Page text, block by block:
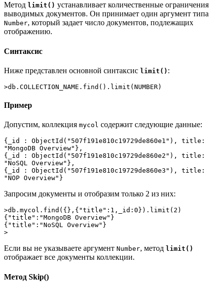
Метод limit() устанавливает количественные ограничения
выводимых документов. Он принимает один аргумент типа
Number, который задает число документов, подлежащих
отображению.
Синтаксис
Ниже представлен основной синтаксис limit() :
>db.COLLECTION_NAME.find().limit(NUMBER)
Пример
Допустим, коллекция mycol содержит следующие данные:
{_id : ObjectId("507f191e810c19729de860e1"), title:
"MongoDB Overview"},
{_id : ObjectId("507f191e810c19729de860e2"), title:
"NoSQL Overview"},
{_id : ObjectId("507f191e810c19729de860e3"), title:
"NOP Overview"}
Запросим документы и отобразим только 2 из них:
>db.mycol.find({},{"title":1,_id:0}).limit(2)
{"title":"MongoDB Overview"}
{"title":"NoSQL Overview"}
>
Если вы не указываете аргумент Number, метод limit()
отображает все документы коллекции.
Метод Skip()